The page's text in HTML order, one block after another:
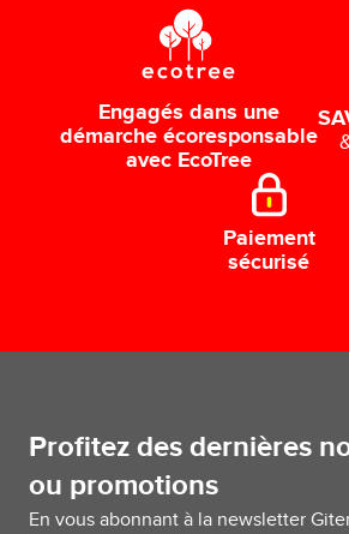
Engagés dans une
démarche écoresponsable
avec EcoTree
Paiement
sécurisé
Profitez des dernières
ou promotions
En vous abonnant à la newsletter